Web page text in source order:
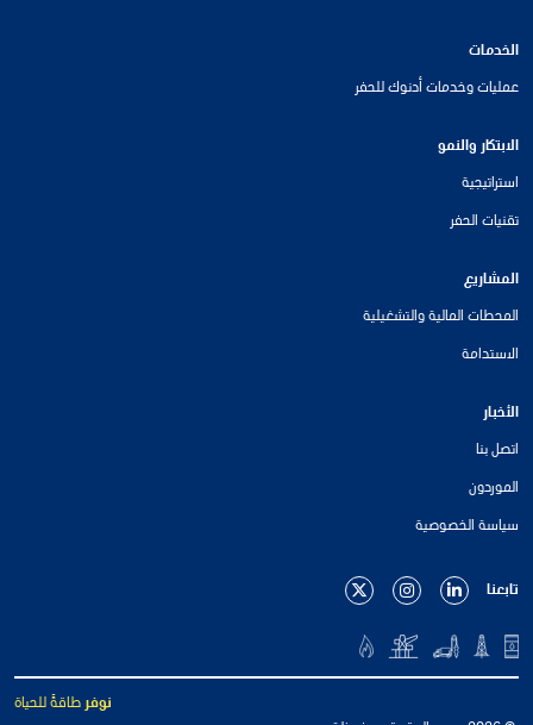
الخدمات
عمليات وخدمات أدنوك للحفر
الابتكار والنمو
استراتيجية
تقنيات الحفر
المشاريع
المحطات المالية والتشغيلية
الاستدامة
الأخبار
اتصل بنا
الموردون
سياسة الخصوصية
تابعنا
نوفر طاقةً للحياة